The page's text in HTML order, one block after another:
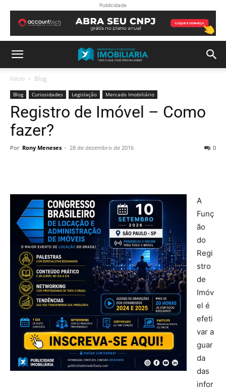
Publicidade
Início Blog
Blog Curiosidades Legislação Mercado Imobiliário
Registro de Imóvel – Como
fazer?
Por Rony Meneses - 28 de dezembro de 2016 0
A
Funç
ão
do
Regi
stro
de
Imóv
el é
efeti
var a
guar
da
das
infor